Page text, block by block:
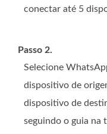
conectar até 5
Passo 2.
Selecione
dispositivo de
dispositivo de
seguindo o guia na